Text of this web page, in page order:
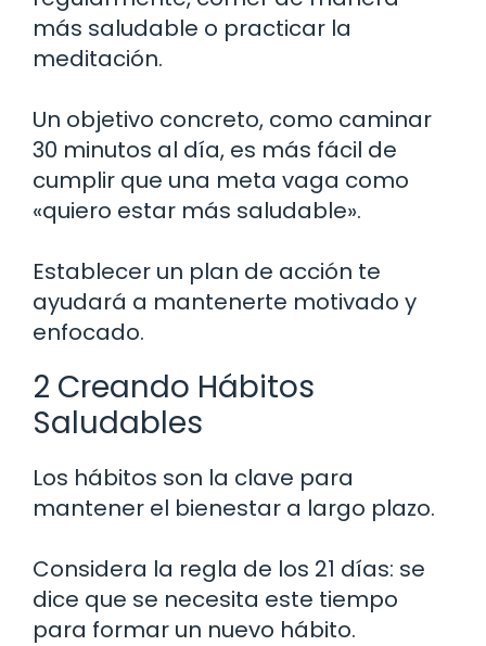
más saludable o practicar la
meditación.
Un objetivo concreto, como caminar
30 minutos al día, es más fácil de
cumplir que una meta vaga como
«quiero estar más saludable».
Establecer un plan de acción te
ayudará a mantenerte motivado y
enfocado.
2 Creando Hábitos
Saludables
Los hábitos son la clave para
mantener el bienestar a largo plazo.
Considera la regla de los 21 días: se
dice que se necesita este tiempo
para formar un nuevo hábito.